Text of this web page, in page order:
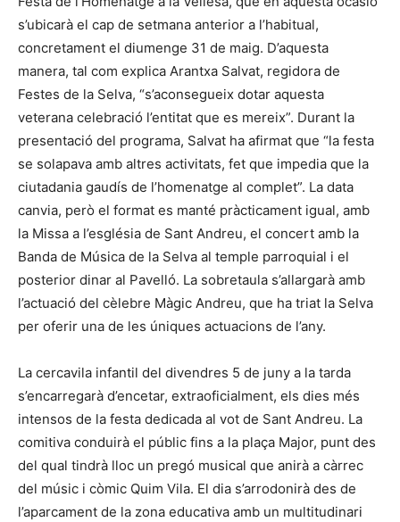
s’ubicarà el cap de setmana anterior a l’habitual,
concretament el diumenge 31 de maig. D’aquesta
manera, tal com explica Arantxa Salvat, regidora de
Festes de la Selva, “s’aconsegueix dotar aquesta
veterana celebració l’entitat que es mereix”. Durant la
presentació del programa, Salvat ha afirmat que “la festa
se solapava amb altres activitats, fet que impedia que la
ciutadania gaudís de l’homenatge al complet”. La data
canvia, però el format es manté pràcticament igual, amb
la Missa a l’església de Sant Andreu, el concert amb la
Banda de Música de la Selva al temple parroquial i el
posterior dinar al Pavelló. La sobretaula s’allargarà amb
l’actuació del cèlebre Màgic Andreu, que ha triat la Selva
per oferir una de les úniques actuacions de l’any.
La cercavila infantil del divendres 5 de juny a la tarda
s’encarregarà d’encetar, extraoficialment, els dies més
intensos de la festa dedicada al vot de Sant Andreu. La
comitiva conduirà el públic fins a la plaça Major, punt des
del qual tindrà lloc un pregó musical que anirà a càrrec
del músic i còmic Quim Vila. El dia s’arrodonirà des de
l’aparcament de la zona educativa amb un multitudinari